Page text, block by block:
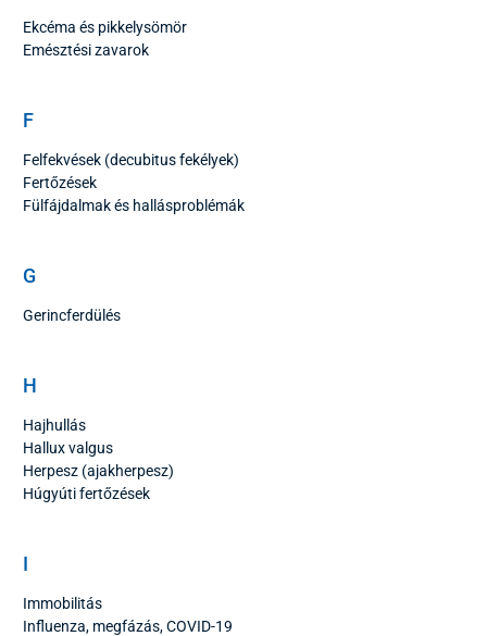
Ekcéma és pikkelysömör
Emésztési zavarok
F
Felfekvések (decubitus fekélyek)
Fertőzések
Fülfájdalmak és hallásproblémák
G
Gerincferdülés
H
Hajhullás
Hallux valgus
Herpesz (ajakherpesz)
Húgyúti fertőzések
I
Immobilitás
Influenza, megfázás, COVID-19